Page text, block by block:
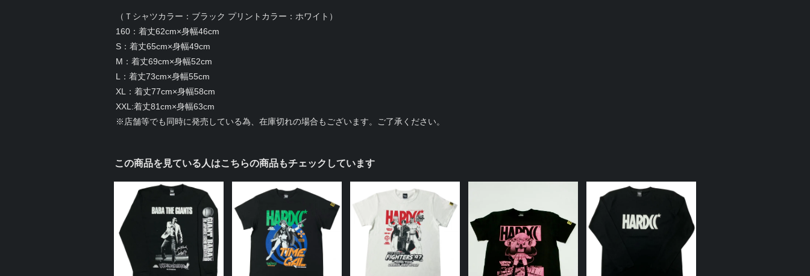
（Ｔシャツカラー：ブラック プリントカラー：ホワイト）
160：着丈62cm×身幅46cm
S：着丈65cm×身幅49cm
M：着丈69cm×身幅52cm
L：着丈73cm×身幅55cm
XL：着丈77cm×身幅58cm
XXL:着丈81cm×身幅63cm
※店舗等でも同時に発売している為、在庫切れの場合もございます。ご了承ください。
この商品を見ている人はこちらの商品もチェックしています